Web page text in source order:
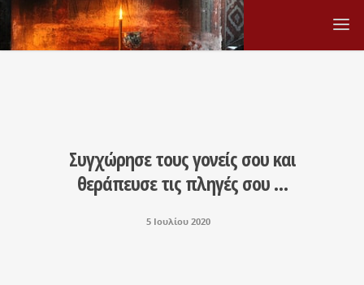
Συγχώρησε τους γονείς σου και
θεράπευσε τις πληγές σου …
5 Ιουλίου 2020